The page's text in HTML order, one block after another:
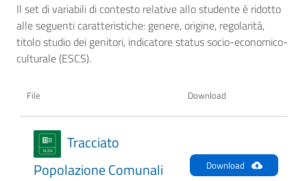
Il set di variabili di contesto relative allo studente è ridotto
alle seguenti caratteristiche: genere, origine, regolarità,
titolo studio dei genitori, indicatore status socio-economico-
culturale (ESCS).
File Download
Tracciato
Popolazione Comunali
Download